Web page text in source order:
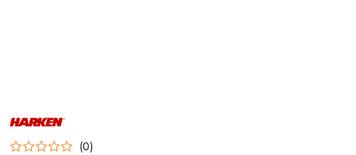
NAZWA
PRODUCENTA:
HARKEN (0)